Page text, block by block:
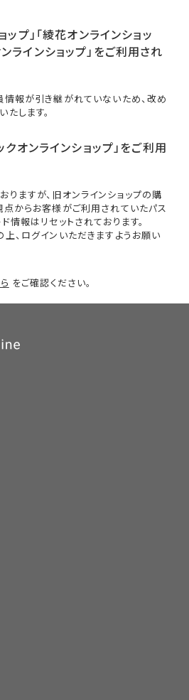
ップ」「綾花オンラインショッ
ラインショップ」をご利用され
情報が引き継がれていないため、改め
します。
クオンラインショップ」をご利用
ますが、旧オンラインショップの購
点からお客様がご利用されていたパス
情報はリセットされております。
、ログインいただきますようお願い
をご確認ください。